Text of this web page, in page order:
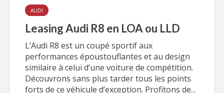
AUDI
Leasing Audi R8 en LOA ou LLD
L’Audi R8 est un coupé sportif aux
performances époustouflantes et au design
similaire à celui d’une voiture de compétition.
Découvrons sans plus tarder tous les points
forts de ce véhicule d’exception. Profitons de...